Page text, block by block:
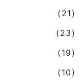
(21)
(23)
(19)
(10)